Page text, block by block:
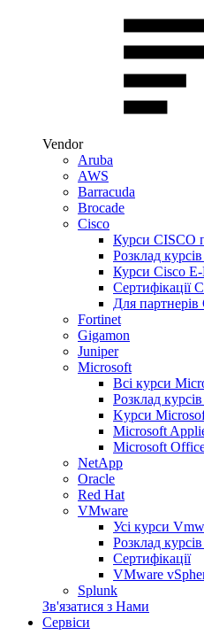
Vendor
Aruba
AWS
Barracuda
Brocade
Cisco
Курси CISCO
Розклад
Курси Cisco
Сертифікації
Для партнерів
Fortinet
Gigamon
Juniper
Microsoft
Всі курси
Розклад
Kyрси
Microsoft
Microsoft
NetApp
Oracle
Red Hat
VMware
Усі курси
Розклад
Сертифікації
VMware
Splunk
Зв'язатися з Нами
Сервіси